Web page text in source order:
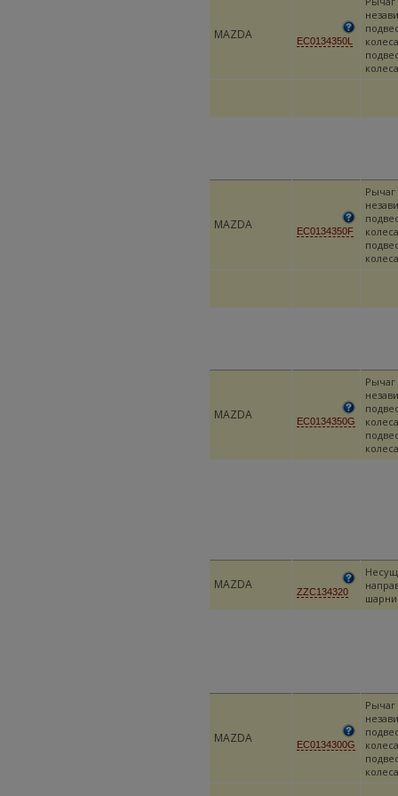
MAZDA EC0134350L
колеса
MAZDA EC0134350F
Рычаг
колеса
MAZDA EC0134350G
Рычаг
колеса
MAZDA ZZC134320
MAZDA EC0134300G
Рычаг
колеса